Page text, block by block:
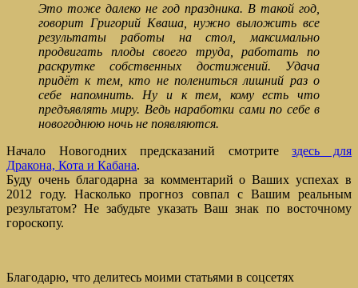
Это тоже далеко не год праздника. В такой год,
говорит Григорий Кваша, нужно выложить все
результаты работы на стол, максимально
продвигать плоды своего труда, работать по
раскрутке собственных достижений. Удача
придёт к тем, кто не полениться лишний раз о
себе напомнить. Ну и к тем, кому есть что
предъявлять миру. Ведь наработки сами по себе в
новогоднюю ночь не появляются.
Начало Новогодних предсказаний смотритездесь для
Дракона, Кота и Кабана.
Буду очень благодарна за комментарий о Ваших успехах в
2012 году. Насколько прогноз совпал с Вашим реальным
результатом? Не забудьте указать Ваш знак по восточному
гороскопу.
Благодарю, что делитесь моими статьями в соцсетях